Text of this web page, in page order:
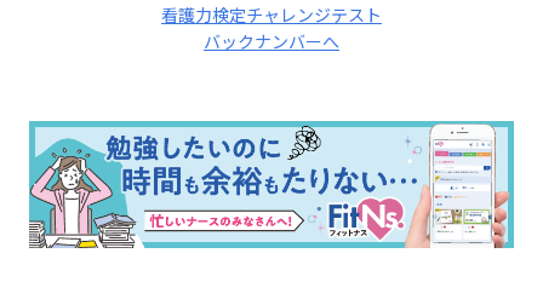
看護力検定チャレンジテスト
バックナンバーへ